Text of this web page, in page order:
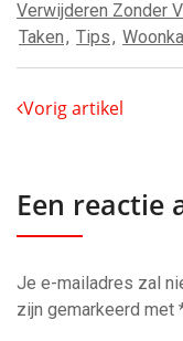
Verwijderen Zonder
Taken, Tips,
Vorig artikel
Een reactie
Je e-mailadres zal
zijn gemarkeerd met